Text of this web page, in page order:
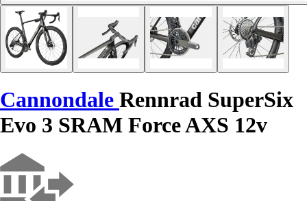
Cannondale Rennrad SuperSix
Evo 3 SRAM Force AXS 12v